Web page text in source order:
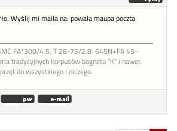
Wyślij mi maila na: powala maupa poczta
FA*300/4.5, T 28-75/2.8: 645N+FA 45-
tradycyjnych korpusów bagnetu "K" i nawet
do wszystkiego i niczego.